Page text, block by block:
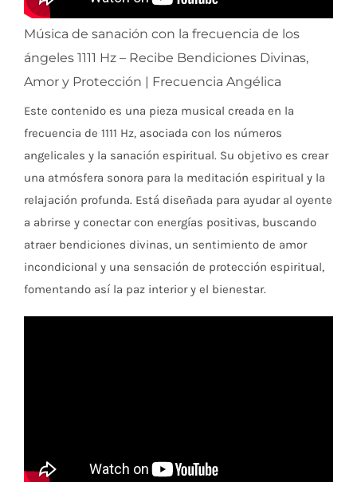
Música de sanación con la frecuencia de los
ángeles 1111 Hz – Recibe Bendiciones Divinas,
Amor y Protección | Frecuencia Angélica
Este contenido es una pieza musical creada en la
frecuencia de 1111 Hz, asociada con los números
angelicales y la sanación espiritual. Su objetivo es crear
una atmósfera sonora para la meditación espiritual y la
relajación profunda. Está diseñada para ayudar al oyente
a abrirse y conectar con energías positivas, buscando
atraer bendiciones divinas, un sentimiento de amor
incondicional y una sensación de protección espiritual,
fomentando así la paz interior y el bienestar.